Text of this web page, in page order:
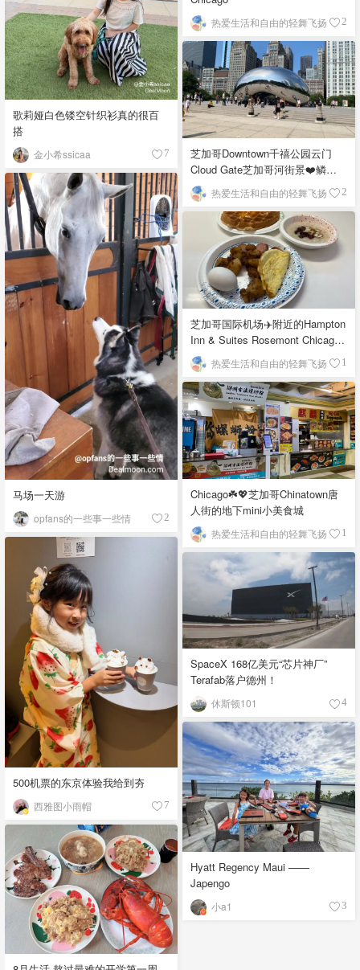
歌莉娅白色镂空针织衫真的很百
搭
金小希ssicaa 7
热爱生活和自由的轻舞飞扬 2
芝加哥Downtown千禧公园云门
Cloud Gate芝加哥河街景❤️鳞次
栉比的高楼
热爱生活和自由的轻舞飞扬 2
马场一天游
opfans的一些事一些情 2
芝加哥国际机场✈️附近的Hampton
Inn & Suites Rosemont Chicago
O'Hare自助早餐
热爱生活和自由的轻舞飞扬 1
Chicago☘️💖芝加哥Chinatown唐
人街的地下mini小美食城
热爱生活和自由的轻舞飞扬 1
500机票的东京体验我给到夯
西雅图小雨帽 7
SpaceX 168亿美元“芯片神厂”
Terafab落户德州！
休斯顿101 4
Hyatt Regency Maui ——
Japengo
小a1 3